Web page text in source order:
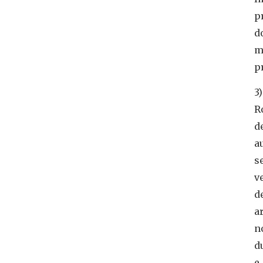
3)